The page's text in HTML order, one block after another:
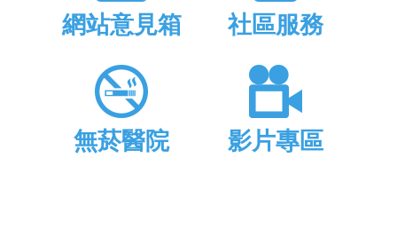
網站意見箱 社區服務
無菸醫院 影片專區